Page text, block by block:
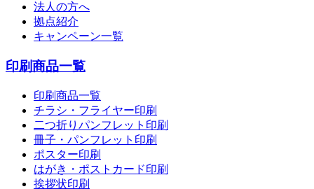
法人の方へ
拠点紹介
キャンペーン一覧
印刷商品一覧
印刷商品一覧
チラシ・フライヤー印刷
二つ折りパンフレット印刷
冊子・パンフレット印刷
ポスター印刷
はがき・ポストカード印刷
挨拶状印刷